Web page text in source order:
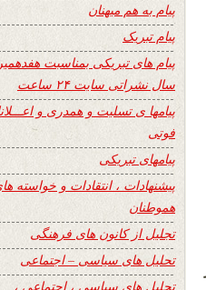
پیام به هم میهنان
پیام تبریک
پیام های تبریکی بمناسبت
سال نشراتی سایت ۲۴ ساعت
پیامها ی تسلیت و همدری و
فوتی
پیامهای تبریکی
پیشنهادات ، انتقادات و خواسته
هموطنان
تجلیل از کانون های فرهنگی
تحلیل های سیاسی – اجتماعی
تحلیل های سیاسی ، اجتماعی ،